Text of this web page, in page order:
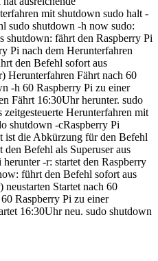
mit shutdown sudo halt -
sudo shutdown -h now sudo:
shutdown: fährt den Raspberry Pi
Pi nach dem Herunterfahren
den Befehl sofort aus
Herunterfahren Fährt nach 60
-h 60 Raspberry Pi zu einer
Fährt 16:30Uhr herunter. sudo
Herunterfahren mit
shutdown -cRaspberry Pi
ist die Abkürzung für den Befehl
Befehl als Superuser aus
-r: startet den Raspberry
führt den Befehl sofort aus
neustarten Startet nach 60
Raspberry Pi zu einer
16:30Uhr neu. sudo shutdown